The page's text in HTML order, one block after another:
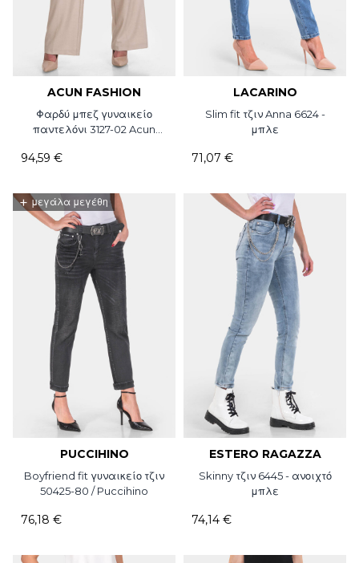
ACUN FASHION
Φαρδύ μπεζ γυναικείο
παντελόνι 3127-02 Acun
94,59 €
LACARINO
Slim fit τζιν Anna 6624 -
μπλε
71,07 €
+ μεγάλα μεγέθη
PUCCIHINO
Boyfriend fit γυναικείο τζιν
50425-80 / Puccihino
76,18 €
ESTERO RAGAZZA
Skinny τζιν 6445 - ανοιχτό
μπλε
74,14 €